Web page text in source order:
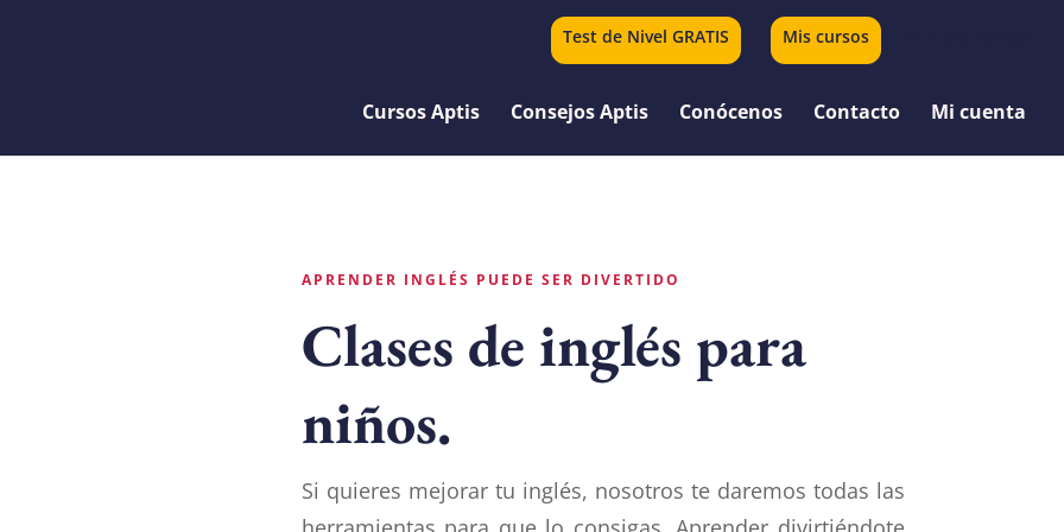
Test de Nivel GRATIS Mis cursos
Cursos Aptis Consejos Aptis Conócenos Contacto Mi cuenta
APRENDER INGLÉS PUEDE SER DIVERTIDO
Clases de inglés para
niños.
Si quieres mejorar tu inglés, nosotros te daremos todas las